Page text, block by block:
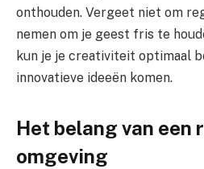
onthouden. Vergeet niet om
nemen om je geest fris te
kun je je creativiteit optimaal
innovatieve ideeën komen.
Het belang van een
omgeving